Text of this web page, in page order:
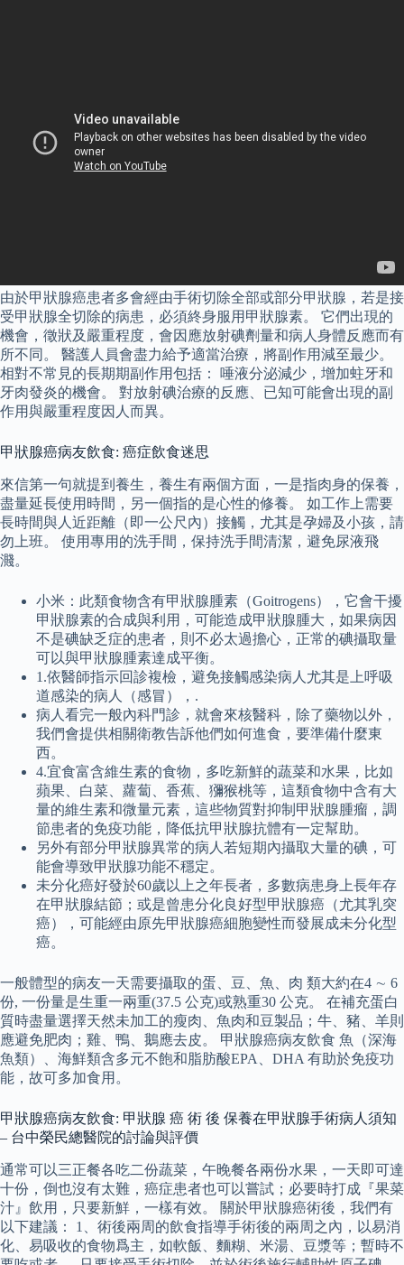
由於甲狀腺癌患者多會經由手術切除全部或部分甲狀腺，若是接
受甲狀腺全切除的病患，必須終身服用甲狀腺素。 它們出現的
機會，徵狀及嚴重程度，會因應放射碘劑量和病人身體反應而有
所不同。 醫護人員會盡力給予適當治療，將副作用減至最少。
相對不常見的長期期副作用包括： 唾液分泌減少，增加蛀牙和
牙肉發炎的機會。 對放射碘治療的反應、已知可能會出現的副
作用與嚴重程度因人而異。
甲狀腺癌病友飲食: 癌症飲食迷思
來信第一句就提到養生，養生有兩個方面，一是指肉身的保養，
盡量延長使用時間，另一個指的是心性的修養。 如工作上需要
長時間與人近距離（即一公尺內）接觸，尤其是孕婦及小孩，請
勿上班。 使用專用的洗手間，保持洗手間清潔，避免尿液飛
濺。
小米：此類食物含有甲狀腺腫素（Goitrogens），它會干擾
甲狀腺素的合成與利用，可能造成甲狀腺腫大，如果病因
不是碘缺乏症的患者，則不必太過擔心，正常的碘攝取量
可以與甲狀腺腫素達成平衡。
1.依醫師指示回診複檢，避免接觸感染病人尤其是上呼吸
道感染的病人（感冒），.
病人看完一般內科門診，就會來核醫科，除了藥物以外，
我們會提供相關衛教告訴他們如何進食，要準備什麼東
西。
4.宜食富含維生素的食物，多吃新鮮的蔬菜和水果，比如
蘋果、白菜、蘿蔔、香蕉、獼猴桃等，這類食物中含有大
量的維生素和微量元素，這些物質對抑制甲狀腺腫瘤，調
節患者的免疫功能，降低抗甲狀腺抗體有一定幫助。
另外有部分甲狀腺異常的病人若短期內攝取大量的碘，可
能會導致甲狀腺功能不穩定。
未分化癌好發於60歲以上之年長者，多數病患身上長年存
在甲狀腺結節；或是曾患分化良好型甲狀腺癌（尤其乳突
癌），可能經由原先甲狀腺癌細胞變性而發展成未分化型
癌。
一般體型的病友一天需要攝取的蛋、豆、魚、肉 類大約在4 ∼ 6
份, 一份量是生重一兩重(37.5 公克)或熟重30 公克。 在補充蛋白
質時盡量選擇天然未加工的瘦肉、魚肉和豆製品；牛、豬、羊則
應避免肥肉；雞、鴨、鵝應去皮。 甲狀腺癌病友飲食 魚（深海
魚類）、海鮮類含多元不飽和脂肪酸EPA、DHA 有助於免疫功
能，故可多加食用。
甲狀腺癌病友飲食: 甲狀腺 癌 術 後 保養在甲狀腺手術病人須知
– 台中榮民總醫院的討論與評價
通常可以三正餐各吃二份蔬菜，午晚餐各兩份水果，一天即可達
十份，倒也沒有太難，癌症患者也可以嘗試；必要時打成『果菜
汁』飲用，只要新鮮，一樣有效。 關於甲狀腺癌術後，我們有
以下建議： 1、術後兩周的飲食指導手術後的兩周之內，以易消
化、易吸收的食物爲主，如軟飯、麵糊、米湯、豆漿等；暫時不